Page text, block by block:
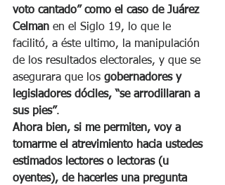
voto cantado” como el caso de Juárez
Celman en el Siglo 19, lo que le
facilitó, a éste ultimo, la manipulación
de los resultados electorales, y que se
asegurara que los gobernadores y
legisladores dóciles, “se arrodillaran a
sus pies”.
Ahora bien, si me permiten, voy a
tomarme el atrevimiento hacia ustedes
estimados lectores o lectoras (u
oyentes), de hacerles una pregunta